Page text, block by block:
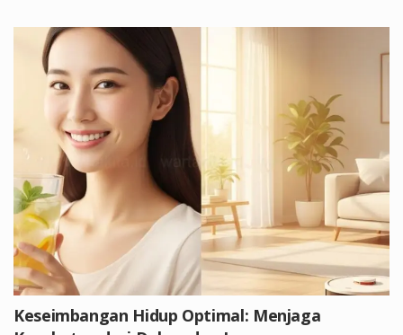
Keseimbangan Hidup Optimal: Menjaga